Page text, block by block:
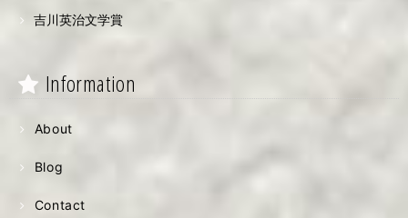
吉川英治文学賞
Information
About
Blog
Contact